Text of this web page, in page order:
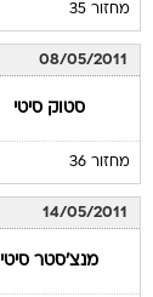
מחזור 35
08/05/2011
סטוק סיטי
מחזור 36
14/05/2011
מנצ'סטר סיטי